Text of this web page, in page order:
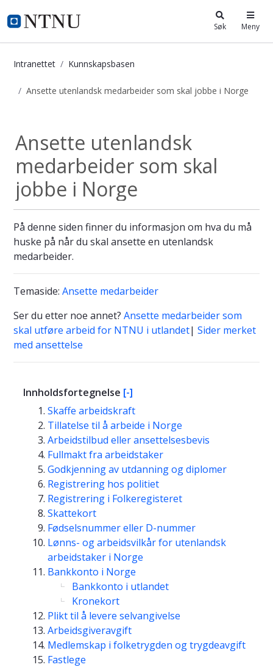
i.ntnu.no Søk Meny
Intranettet Kunnskapsbasen
Ansette utenlandsk medarbeider som skal jobbe i Norge
Ansette utenlandsk
medarbeider som skal
jobbe i Norge
På denne siden finner du informasjon om hva du må
huske på når du skal ansette en utenlandsk
medarbeider.
Temaside: Ansette medarbeider
Ser du etter noe annet? Ansette medarbeider som
skal utføre arbeid for NTNU i utlandet| Sider merket
med ansettelse
Innholdsfortegnelse [-]
Skaffe arbeidskraft
Tillatelse til å arbeide i Norge
Arbeidstilbud eller ansettelsesbevis
Fullmakt fra arbeidstaker
Godkjenning av utdanning og diplomer
Registrering hos politiet
Registrering i Folkeregisteret
Skattekort
Fødselsnummer eller D-nummer
Lønns- og arbeidsvilkår for utenlandsk
arbeidstaker i Norge
Bankkonto i Norge
Bankkonto i utlandet
Kronekort
Plikt til å levere selvangivelse
Arbeidsgiveravgift
Medlemskap i folketrygden og trygdeavgift
Fastlege